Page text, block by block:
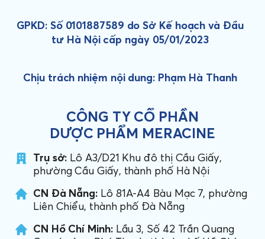
GPKD: Số 0101887589 do Sở Kế hoạch và Đầu
tư Hà Nội cấp ngày 05/01/2023
Chịu trách nhiệm nội dung: Phạm Hà Thanh
CÔNG TY CỔ PHẦN
DƯỢC PHẨM MERACINE
Trụ sở: Lô A3/D21 Khu đô thị Cầu Giấy,
phường Cầu Giấy, thành phố Hà Nội
CN Đà Nẵng: Lô 81A-A4 Bàu Mạc 7, phường
Liên Chiểu, thành phố Đà Nẵng
CN Hồ Chí Minh:Lầu 3, Số 42 Trần Quang